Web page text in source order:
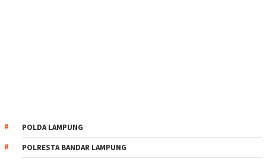
POLDA LAMPUNG
POLRESTA BANDAR LAMPUNG